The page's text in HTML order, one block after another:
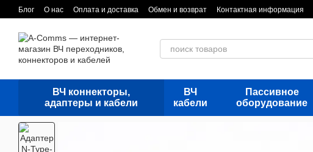
Перейти к основному контенту
Блог О нас Оплата и доставка Обмен и возврат Контактная информация
ВЧ коннекторы,
адаптеры и кабели
ВЧ
кабели
Пассивное
оборудование